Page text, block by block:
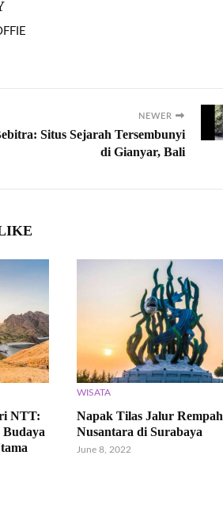
NEWER
Situs Sejarah Tersembunyi
di Gianyar, Bali
NTT:
WISATA
Napak Tilas Jalur Rempah
Nusantara di Surabaya
June 8, 2022